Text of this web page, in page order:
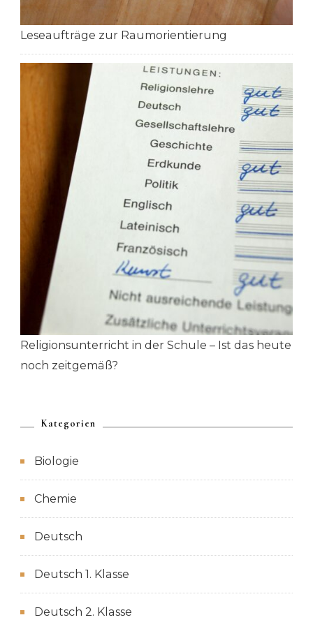
Leseaufträge zur Raumorientierung
Religionsunterricht in der Schule – Ist das heute
noch zeitgemäß?
Kategorien
Biologie
Chemie
Deutsch
Deutsch 1. Klasse
Deutsch 2. Klasse